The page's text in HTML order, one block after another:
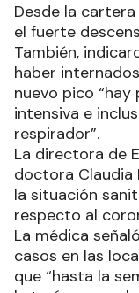
Desde la
el fuerte
También,
haber
nuevo pico
intensiva e
respirador”.
La directora de
doctora Claudia
la situación
respecto al
La médica
casos en las
que “hasta la